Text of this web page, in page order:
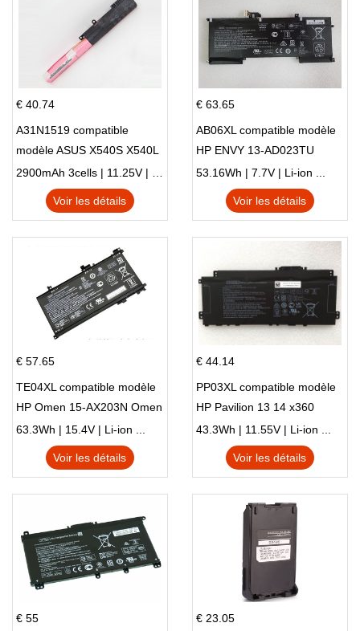
€ 40.74
A31N1519 compatible
modèle ASUS X540S X540L
X540LA-SI302 X540SA
X540S
2900mAh 3cells | 11.25V | Li-ion ...
Voir les détails
€ 63.65
AB06XL compatible modèle
HP ENVY 13-AD023TU
HSTNN-DB8C 921438-855
TPN-I128
53.16Wh | 7.7V | Li-ion ...
Voir les détails
€ 57.65
TE04XL compatible modèle
HP Omen 15-AX203N Omen
15 Series Pavilion 15 Series
63.3Wh | 15.4V | Li-ion ...
Voir les détails
€ 44.14
PP03XL compatible modèle
HP Pavilion 13 14 x360
L83388-AC1 L83388-421
HSTNN-LB8S M01118-421
M01144-005 13-BB 14-DV
43.3Wh | 11.55V | Li-ion ...
Voir les détails
€ 55
€ 23.05